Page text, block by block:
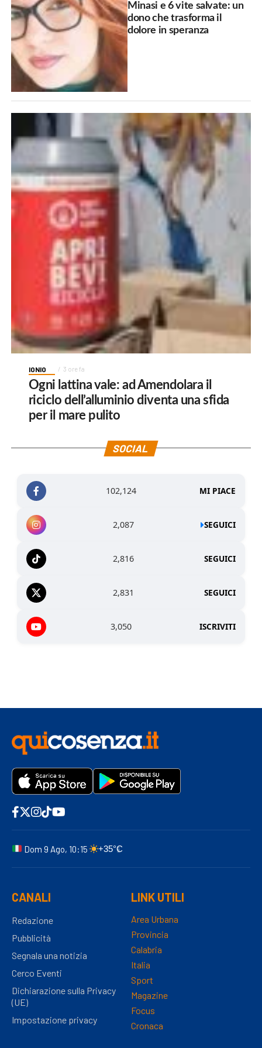
Minasi e 6 vite salvate: un
dono che trasforma il
dolore in speranza
IONIO 3 ore fa
Ogni lattina vale: ad Amendolara il
riciclo dell’alluminio diventa una sfida
per il mare pulito
SOCIAL
102,124 MI PIACE
2,087 SEGUICI
2,816 SEGUICI
2,831 SEGUICI
3,050 ISCRIVITI
Dom 9 Ago, 10:15 +35°C
CANALI
Redazione
Pubblicità
Segnala una notizia
Cerco Eventi
Dichiarazione sulla Privacy
(UE)
Impostazione privacy
LINK UTILI
Area Urbana
Provincia
Calabria
Italia
Sport
Magazine
Focus
Cronaca